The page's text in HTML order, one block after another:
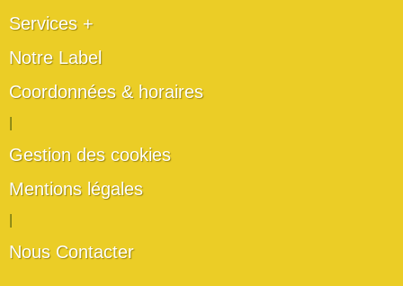
Services +
Notre Label
Coordonnées & horaires
Gestion des cookies
Mentions légales
Nous Contacter